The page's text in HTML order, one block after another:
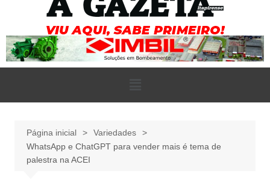
Página inicial
Variedades
WhatsApp e ChatGPT para vender mais é tema de
palestra na ACEI